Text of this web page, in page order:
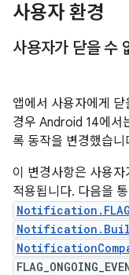
사용자 환경
사용자가 닫을 수
앱에서 사용자에게
경우 Android 14에서
록 동작을 변경했습니
이 변경사항은 사용
적용됩니다. 다음을 통